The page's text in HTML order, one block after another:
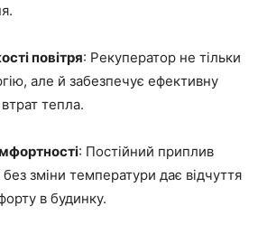
повітря: Рекуператор не тільки
але й забезпечує ефективну
тепла.
: Постійний приплив
без зміни температури дає відчуття
в будинку.